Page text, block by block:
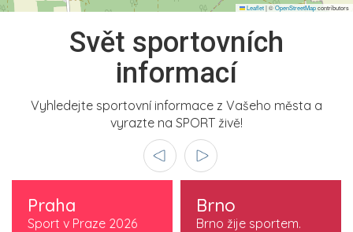
Leaflet|©OpenStreetMapcontributors
Svět sportovních
informací
Vyhledejte sportovní informace z Vašeho města a
vyrazte na SPORT živě!
Praha
Sport v Praze 2026
Brno
Brno žije sportem.